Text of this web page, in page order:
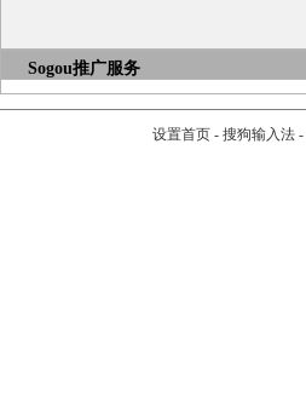
Sogou推广服务
设置首页- 搜狗输入法-